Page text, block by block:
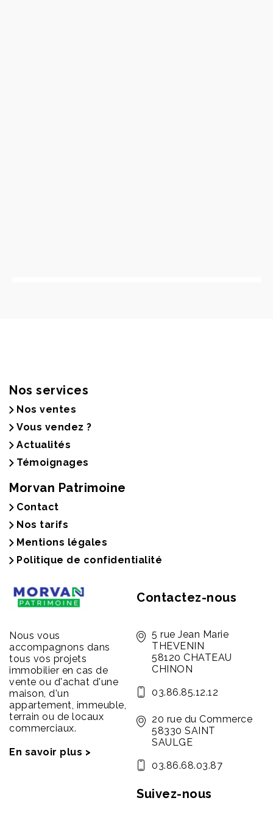
Nos services
Nos ventes
Vous vendez ?
Actualités
Témoignages
Morvan Patrimoine
Contact
Nos tarifs
Mentions légales
Politique de confidentialité
Nous vous
accompagnons dans
tous vos projets
immobilier en cas de
vente ou d'achat d'une
maison, d'un
appartement, immeuble,
terrain ou de locaux
commerciaux.
En savoir plus >
Contactez-nous
5 rue Jean Marie
THEVENIN
58120 CHATEAU
CHINON
03.86.85.12.12
20 rue du Commerce
58330 SAINT
SAULGE
03.86.68.03.87
Suivez-nous